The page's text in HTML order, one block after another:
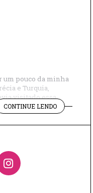
um pouco da minha
e Turquia,
visitado essa
vez tive a
fiquei bastante
tive a chance
CONTINUE LENDO"MINHA
VIAGEM
PARA
Instagram